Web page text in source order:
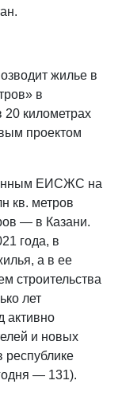
жилье в
в
километрах
проектом
ЕИСЖС на
кв. метров
— в Казани.
года, в
а в ее
строительства
лет
активно
и новых
республике
— 131).